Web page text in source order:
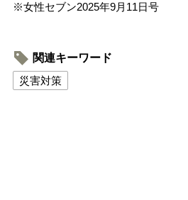
※女性セブン2025年9月11日号
関連キーワード
災害対策